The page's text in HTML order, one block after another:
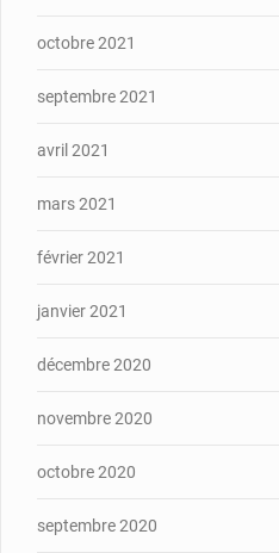
octobre 2021
septembre 2021
avril 2021
mars 2021
février 2021
janvier 2021
décembre 2020
novembre 2020
octobre 2020
septembre 2020